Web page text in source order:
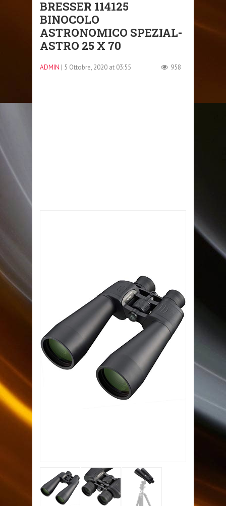
BRESSER 114125
BINOCOLO
ASTRONOMICO SPEZIAL-
ASTRO 25 X 70
ADMIN | 5 Ottobre, 2020 at 03:55 958